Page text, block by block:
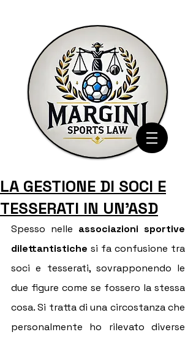
LA GESTIONE DI SOCI E
TESSERATI IN UN'ASD
Spesso nelle associazioni sportive
dilettantistiche si fa confusione tra
soci e tesserati, sovrapponendo le
due figure come se fossero la stessa
cosa. Si tratta di una circostanza che
personalmente ho rilevato diverse